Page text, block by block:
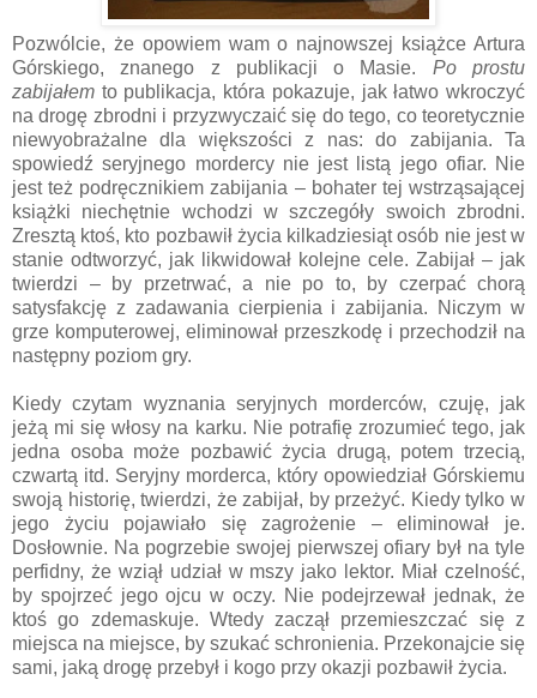
Pozwólcie, że opowiem wam o najnowszej książce Artura
Górskiego, znanego z publikacji o Masie. Po prostu
zabijałem to publikacja, która pokazuje, jak łatwo wkroczyć
na drogę zbrodni i przyzwyczaić się do tego, co teoretycznie
niewyobrażalne dla większości z nas: do zabijania.
Ta
spowiedź seryjnego mordercy nie jest listą jego ofiar. Nie
jest też podręcznikiem zabijania – bohater tej wstrząsającej
książki niechętnie wchodzi w szczegóły swoich zbrodni.
Zresztą ktoś, kto pozbawił życia kilkadziesiąt osób nie jest w
stanie odtworzyć, jak likwidował kolejne cele. Zabijał – jak
twierdzi – by przetrwać, a nie po to, by czerpać chorą
satysfakcję z zadawania cierpienia i zabijania. Niczym w
grze komputerowej, eliminował przeszkodę i przechodził na
następny poziom gry.
Kiedy czytam wyznania seryjnych morderców, czuję, jak
jeżą mi się włosy na karku. Nie potrafię zrozumieć tego, jak
jedna osoba może pozbawić życia drugą, potem trzecią,
czwartą itd. Seryjny morderca, który opowiedział Górskiemu
swoją historię, twierdzi, że zabijał, by przeżyć. Kiedy tylko w
jego życiu pojawiało się zagrożenie – eliminował je.
Dosłownie. Na pogrzebie swojej pierwszej ofiary był na tyle
perfidny, że wziął udział w mszy jako lektor. Miał czelność,
by spojrzeć jego ojcu w oczy. Nie podejrzewał jednak, że
ktoś go zdemaskuje. Wtedy zaczął przemieszczać się z
miejsca na miejsce, by szukać schronienia. Przekonajcie się
sami, jaką drogę przebył i kogo przy okazji pozbawił życia.